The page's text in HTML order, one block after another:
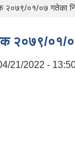
२०७९/०१/०७ गतेका
२०७९/०१/
21/2022 -